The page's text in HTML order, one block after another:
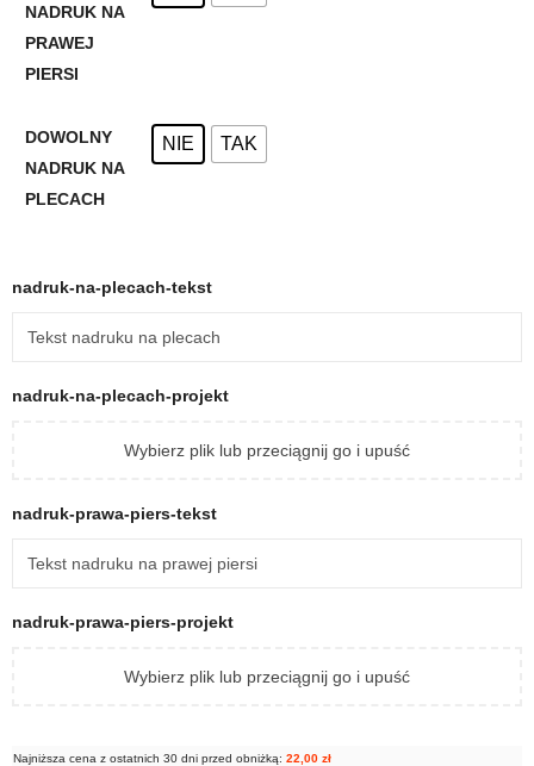
NADRUK NA
PRAWEJ
PIERSI
DOWOLNY
NADRUK NA
PLECACH
NIE TAK
nadruk-na-plecach-tekst
nadruk-na-plecach-projekt
Wybierz plik lub przeciągnij go i upuść
nadruk-prawa-piers-tekst
nadruk-prawa-piers-projekt
Wybierz plik lub przeciągnij go i upuść
Najniższa cena z ostatnich 30 dni przed obniżką: 22,00 zł